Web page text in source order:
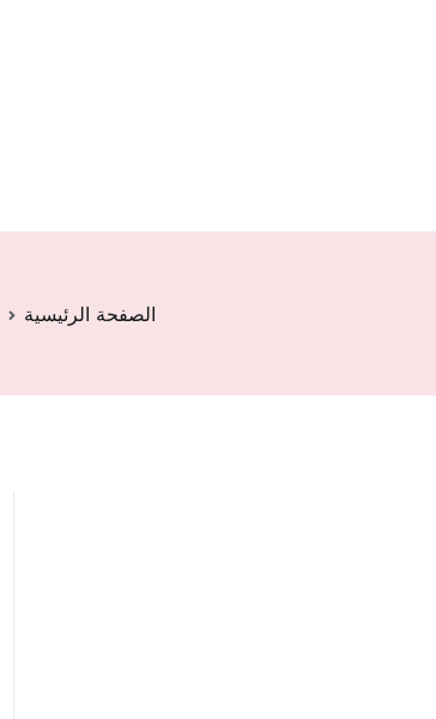
الصفحة الرئيسية